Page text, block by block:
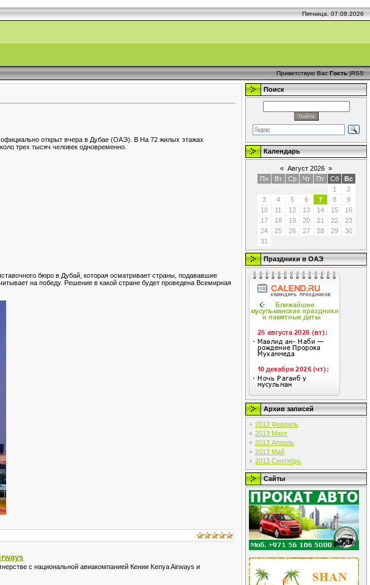
Пятница, 07.08.2026
Приветствую Вас Гость|RSS
открыт вчера в Дубае (ОАЭ). В На 72 жилых этажах
трех тысяч человек одновременно.
бюро в Дубай, которая осматривает страны, подававшие
на победу. Решение в какой стране будет проведена Всемирная
с национальной авиакомпанией Кении Kenya Airways и
Поиск
Календарь
« Август 2026 »
Пн
Вт Ср Чт Пт Сб
Вс
1
2
3
4 5 6 7 8
9
10
11 12 13 14 15
16
17
18 19 20 21 22
23
24
25 26 27 28 29
30
31
Праздники в ОАЭ
Архив записей
2013 Февраль
2013 Март
2013 Апрель
2013 Май
2013 Сентябрь
Сайты